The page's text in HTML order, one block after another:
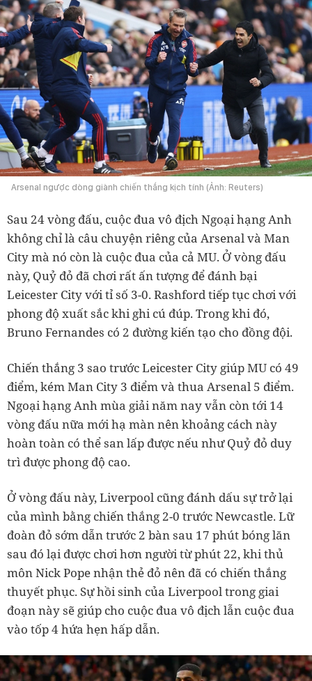
Arsenal ngược dòng giành chiến thắng kịch tính (Ảnh: Reuters)
Sau 24 vòng đấu, cuộc đua vô địch Ngoại hạng Anh
không chỉ là câu chuyện riêng của Arsenal và Man
City mà nó còn là cuộc đua của cả MU. Ở vòng đấu
này, Quỷ đỏ đã chơi rất ấn tượng để đánh bại
Leicester City với tỉ số 3-0. Rashford tiếp tục chơi với
phong độ xuất sắc khi ghi cú đúp. Trong khi đó,
Bruno Fernandes có 2 đường kiến tạo cho đồng đội.
Chiến thắng 3 sao trước Leicester City giúp MU có 49
điểm, kém Man City 3 điểm và thua Arsenal 5 điểm.
Ngoại hạng Anh mùa giải năm nay vẫn còn tới 14
vòng đấu nữa mới hạ màn nên khoảng cách này
hoàn toàn có thể san lấp được nếu như Quỷ đỏ duy
trì được phong độ cao.
Ở vòng đấu này, Liverpool cũng đánh dấu sự trở lại
của mình bằng chiến thắng 2-0 trước Newcastle. Lữ
đoàn đỏ sớm dẫn trước 2 bàn sau 17 phút bóng lăn
sau đó lại được chơi hơn người từ phút 22, khi thủ
môn Nick Pope nhận thẻ đỏ nên đã có chiến thắng
thuyết phục. Sự hồi sinh của Liverpool trong giai
đoạn này sẽ giúp cho cuộc đua vô địch lẫn cuộc đua
vào tốp 4 hứa hẹn hấp dẫn.